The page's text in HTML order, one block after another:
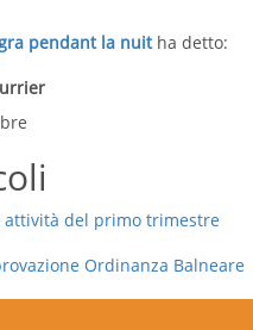
pendant la nuit ha detto:
attività del primo trimestre
Ordinanza Balneare